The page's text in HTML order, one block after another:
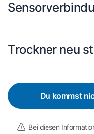
Trockner neu
Du kommst
Bei diesen